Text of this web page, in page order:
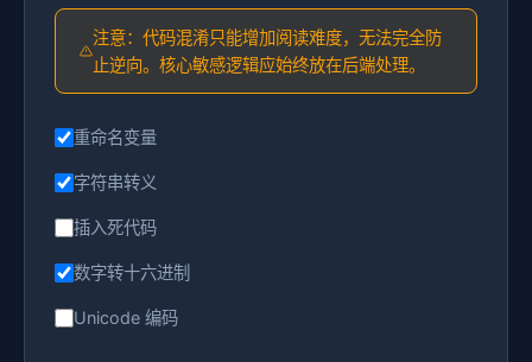
注意：代码混淆只能增加阅读难度，无法完全防
止逆向。核心敏感逻辑应始终放在后端处理。
重命名变量
字符串转义
插入死代码
数字转十六进制
Unicode 编码